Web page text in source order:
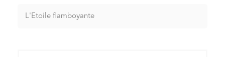
L'Etoile flamboyante